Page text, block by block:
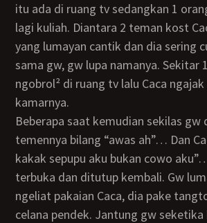
itu ada di ruang tv sedangkan 1
lagi kuliah. Diantara 2 teman kost
yang lumayan cantik dan dia sering
sama gw, gw lupa namanya. Sekitar
ngobrol² di ruang tv lalu Caca
kamarnya.
Beberapa saat kemudian sekilas gw denger
temennya bilang “awas ah”… Dan
kakak sepupu aku bukan cowo
terbuka dan ditutup kembali. Gw
ngeliat pakaian Caca, dia pake
celana pendek. Jantung gw seketika